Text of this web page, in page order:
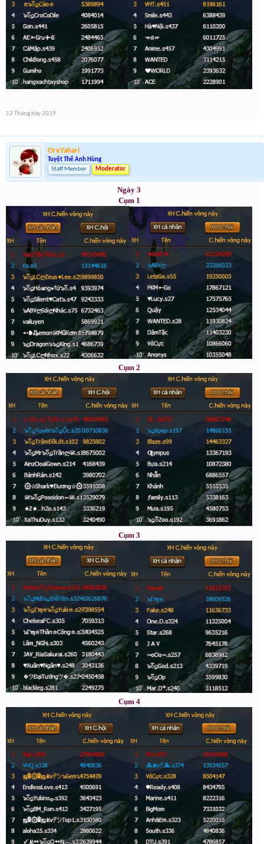
12 Tháng bảy 2019
OreYahari
Tuyệt Thế Anh Hùng
Staff Member
Moderator
Ngày 3
Cụm 1
Cụm 2
Cụm 3
Cụm 4